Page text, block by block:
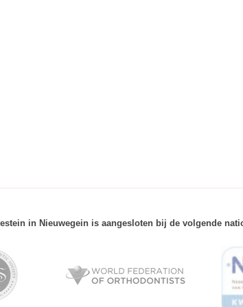
in Nieuwegein is aangesloten bij de volgende